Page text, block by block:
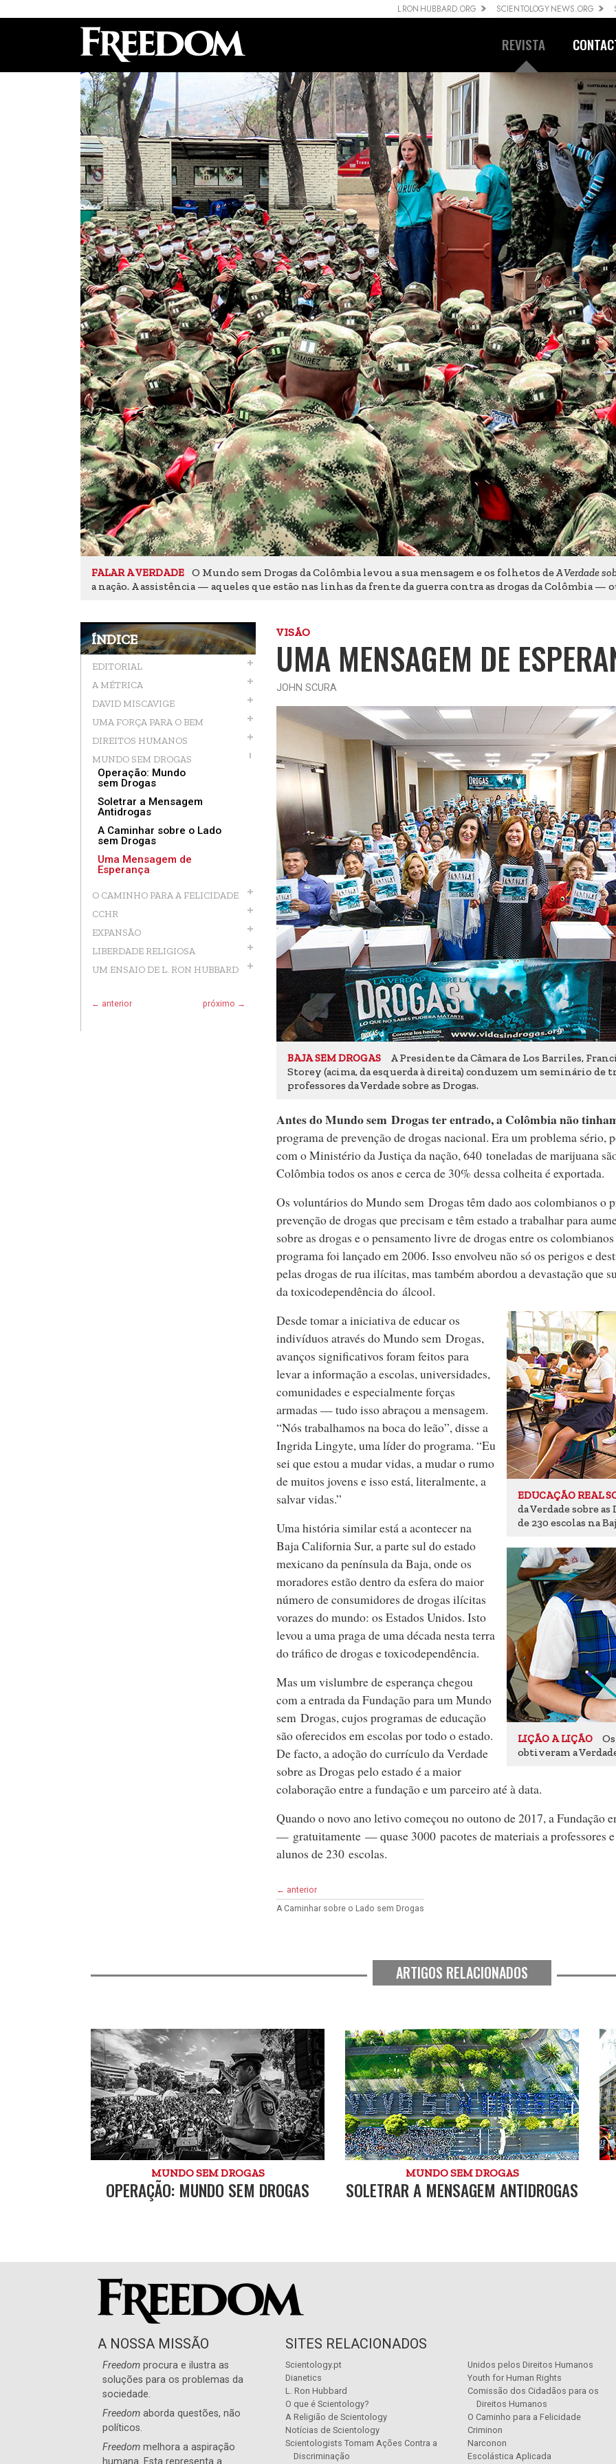
L RON HUBBARD.ORG SCIENTOLOGY NEWS.ORG
REVISTA
FALAR A VERDADE O Mundo sem Drogas da Colômbia levou a sua mensagem e os folhetos deA Verdade
a nação. A assistência — aqueles que estão nas linhas da frente da guerra contra as drogas da Colômbia
ÍNDICE
EDITORIAL
A MÉTRICA
DAVID MISCAVIGE
UMA FORÇA PARA O BEM
DIREITOS HUMANOS
MUNDO SEM DROGAS
Operação: Mundo
sem Drogas
Soletrar a Mensagem
Antidrogas
A Caminhar sobre o Lado
sem Drogas
Uma Mensagem de
Esperança
O CAMINHO PARA A FELICIDADE
CCHR
EXPANSÃO
LIBERDADE RELIGIOSA
UM ENSAIO DE L. RON HUBBARD
← anterior próximo →
VISÃO
UMA MENSAGEM DE
JOHN SCURA
BAJA SEM DROGAS
A Presidente da Câmara de Los Barriles,
Storey (acima, da esquerda à direita) conduzem um seminário de
professores da Verdade sobre as Drogas.
Antes do Mundo sem Drogas ter entrado, a Colômbia não
programa de prevenção de drogas nacional. Era um problema sério,
com o Ministério da Justiça da nação, 640 toneladas de marijuana
Colômbia todos os anos e cerca de 30% dessa colheita é exportada.
Os voluntários do Mundo sem Drogas têm dado aos colombianos o
prevenção de drogas que precisam e têm estado a trabalhar para
sobre as drogas e o pensamento livre de drogas entre os
programa foi lançado em 2006. Isso envolveu não só os perigos e
pelas drogas de rua ilícitas, mas também abordou a devastação que
da toxicodependência do álcool.
EDUCAÇÃO REAL
da Verdade sobre
de 230 escolas na
LIÇÃO A LIÇÃO
obtiveram a
Desde tomar a iniciativa de educar os
indivíduos através do Mundo sem Drogas,
avanços significativos foram feitos para
levar a informação a escolas, universidades,
comunidades e especialmente forças
armadas — tudo isso abraçou a mensagem.
“Nós trabalhamos na boca do leão”, disse a
Ingrida Lingyte, uma líder do programa. “Eu
sei que estou a mudar vidas, a mudar o rumo
de muitos jovens e isso está, literalmente, a
salvar vidas.”
Uma história similar está a acontecer na
Baja California Sur, a parte sul do estado
mexicano da península da Baja, onde os
moradores estão dentro da esfera do maior
número de consumidores de drogas ilícitas
vorazes do mundo: os Estados Unidos. Isto
levou a uma praga de uma década nesta terra
do tráfico de drogas e toxicodependência.
Mas um vislumbre de esperança chegou
com a entrada da Fundação para um Mundo
sem Drogas, cujos programas de educação
são oferecidos em escolas por todo o estado.
De facto, a adoção do currículo da Verdade
sobre as Drogas pelo estado é a maior
colaboração entre a fundação e um parceiro até à data.
Quando o novo ano letivo começou no outono de 2017, a Fundação
— gratuitamente — quase 3000 pacotes de materiais a professores
alunos de 230 escolas.
← anterior
A Caminhar sobre o Lado sem Drogas
ARTIGOS RELACIONADOS
MUNDO SEM DROGAS
OPERAÇÃO: MUNDO SEM DROGAS
MUNDO SEM DROGAS
SOLETRAR A MENSAGEM ANTIDROGAS
A NOSSA MISSÃO
Freedom procura e ilustra as
soluções para os problemas da
sociedade.
Freedom aborda questões, não
políticos.
Freedom melhora a aspiração
humana. Esta representa a
SITES RELACIONADOS
Scientology.pt
Dianetics
L. Ron Hubbard
O que é Scientology?
A Religião de Scientology
Notícias de Scientology
Scientologists Tomam Ações Contra a
Discriminação
Unidos pelos Direitos Humanos
Youth for Human Rights
Comissão dos Cidadãos para os
Direitos Humanos
O Caminho para a Felicidade
Criminon
Narconon
Escolástica Aplicada